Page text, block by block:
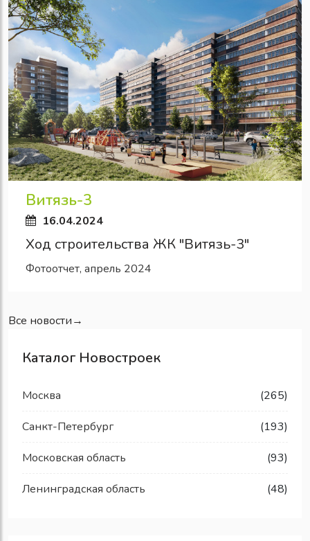
Витязь-3
16.04.2024
Ход строительства ЖК "Витязь-3"
Фотоотчет, апрель 2024
Все новости→
Каталог Новостроек
Москва (265)
Санкт-Петербург (193)
Московская область (93)
Ленинградская область (48)